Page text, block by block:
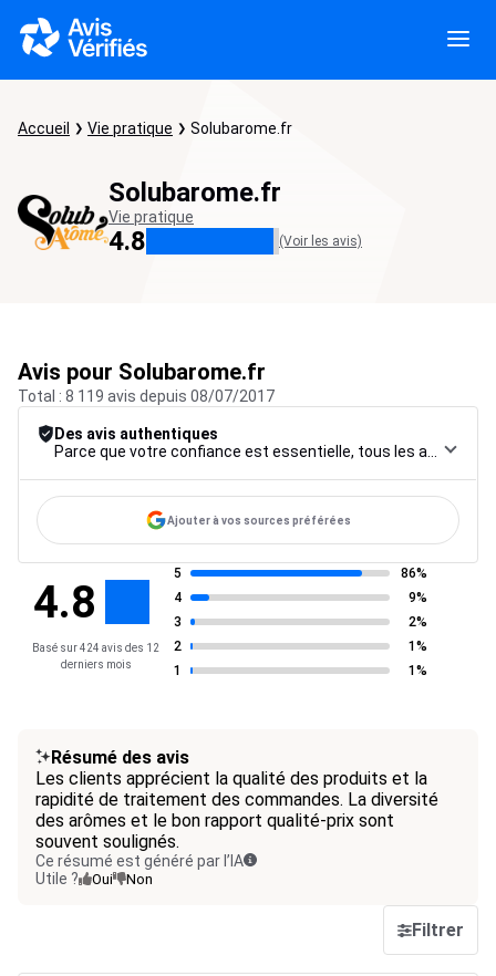
Accueil Vie pratique Solubarome.fr
Solubarome.fr
Vie pratique
4.8 (Voir les avis)
Avis pour Solubarome.fr
Total : 8 119 avis depuis 08/07/2017
Des avis authentiques
Ajouter à vos sources préférées
4.8
Basé sur 424 avis des 12
derniers mois
5
86%
4
9%
3
2%
2
1%
1
1%
Résumé des avis
Les clients apprécient la qualité des produits et la
rapidité de traitement des commandes. La diversité
des arômes et le bon rapport qualité-prix sont
souvent soulignés.
Ce résumé est généré par l’IA
Utile ?
Oui Non
Filtrer